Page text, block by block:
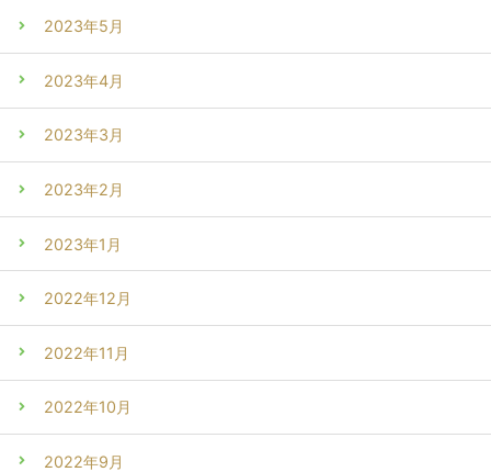
2023年5月
2023年4月
2023年3月
2023年2月
2023年1月
2022年12月
2022年11月
2022年10月
2022年9月